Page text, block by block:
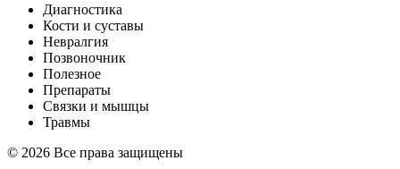
Диагностика
Кости и суставы
Невралгия
Позвоночник
Полезное
Препараты
Связки и мышцы
Травмы
© 2026 Все права защищены